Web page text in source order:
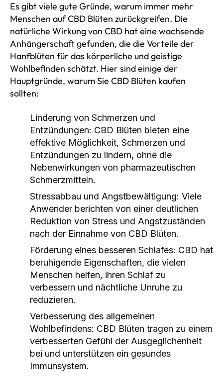
Es gibt viele gute Gründe, warum immer mehr
Menschen auf CBD Blüten zurückgreifen. Die
natürliche Wirkung von CBD hat eine wachsende
Anhängerschaft gefunden, die die Vorteile der
Hanfblüten für das körperliche und geistige
Wohlbefinden schätzt. Hier sind einige der
Hauptgründe, warum Sie CBD Blüten kaufen
sollten:
Linderung von Schmerzen und
Entzündungen: CBD Blüten bieten eine
effektive Möglichkeit, Schmerzen und
Entzündungen zu lindern, ohne die
Nebenwirkungen von pharmazeutischen
Schmerzmitteln.
Stressabbau und Angstbewältigung: Viele
Anwender berichten von einer deutlichen
Reduktion von Stress und Angstzuständen
nach der Einnahme von CBD Blüten.
Förderung eines besseren Schlafes: CBD hat
beruhigende Eigenschaften, die vielen
Menschen helfen, ihren Schlaf zu
verbessern und nächtliche Unruhe zu
reduzieren.
Verbesserung des allgemeinen
Wohlbefindens: CBD Blüten tragen zu einem
verbesserten Gefühl der Ausgeglichenheit
bei und unterstützen ein gesundes
Immunsystem.